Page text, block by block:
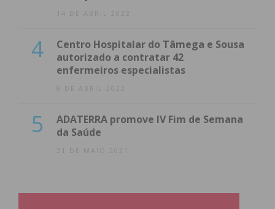
14 DE ABRIL 2022
4
Centro Hospitalar do Tâmega e Sousa
autorizado a contratar 42
enfermeiros especialistas
8 DE ABRIL 2022
5
ADATERRA promove IV Fim de Semana
da Saúde
21 DE MAIO 2021